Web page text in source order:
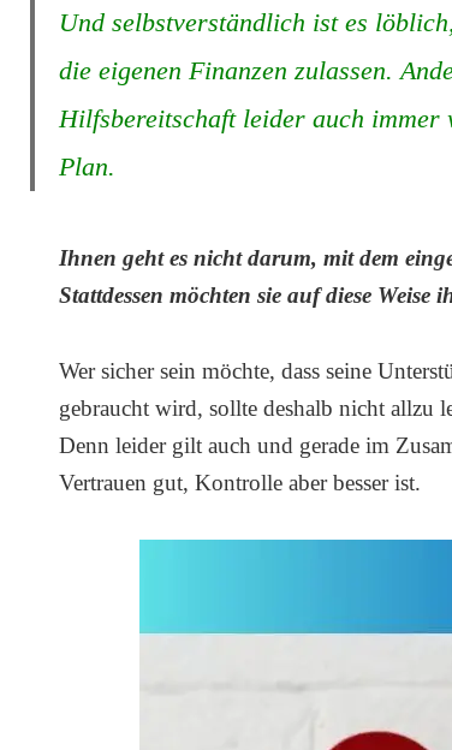
Und selbstverständlich ist es
die eigenen Finanzen zulassen.
Hilfsbereitschaft leider auch immer
Plan.
Ihnen geht es nicht darum, mit dem
Stattdessen möchten sie auf diese Weise
Wer sicher sein möchte, dass seine
gebraucht wird, sollte deshalb nicht allzu
Denn leider gilt auch und gerade im
Vertrauen gut, Kontrolle aber besser ist.